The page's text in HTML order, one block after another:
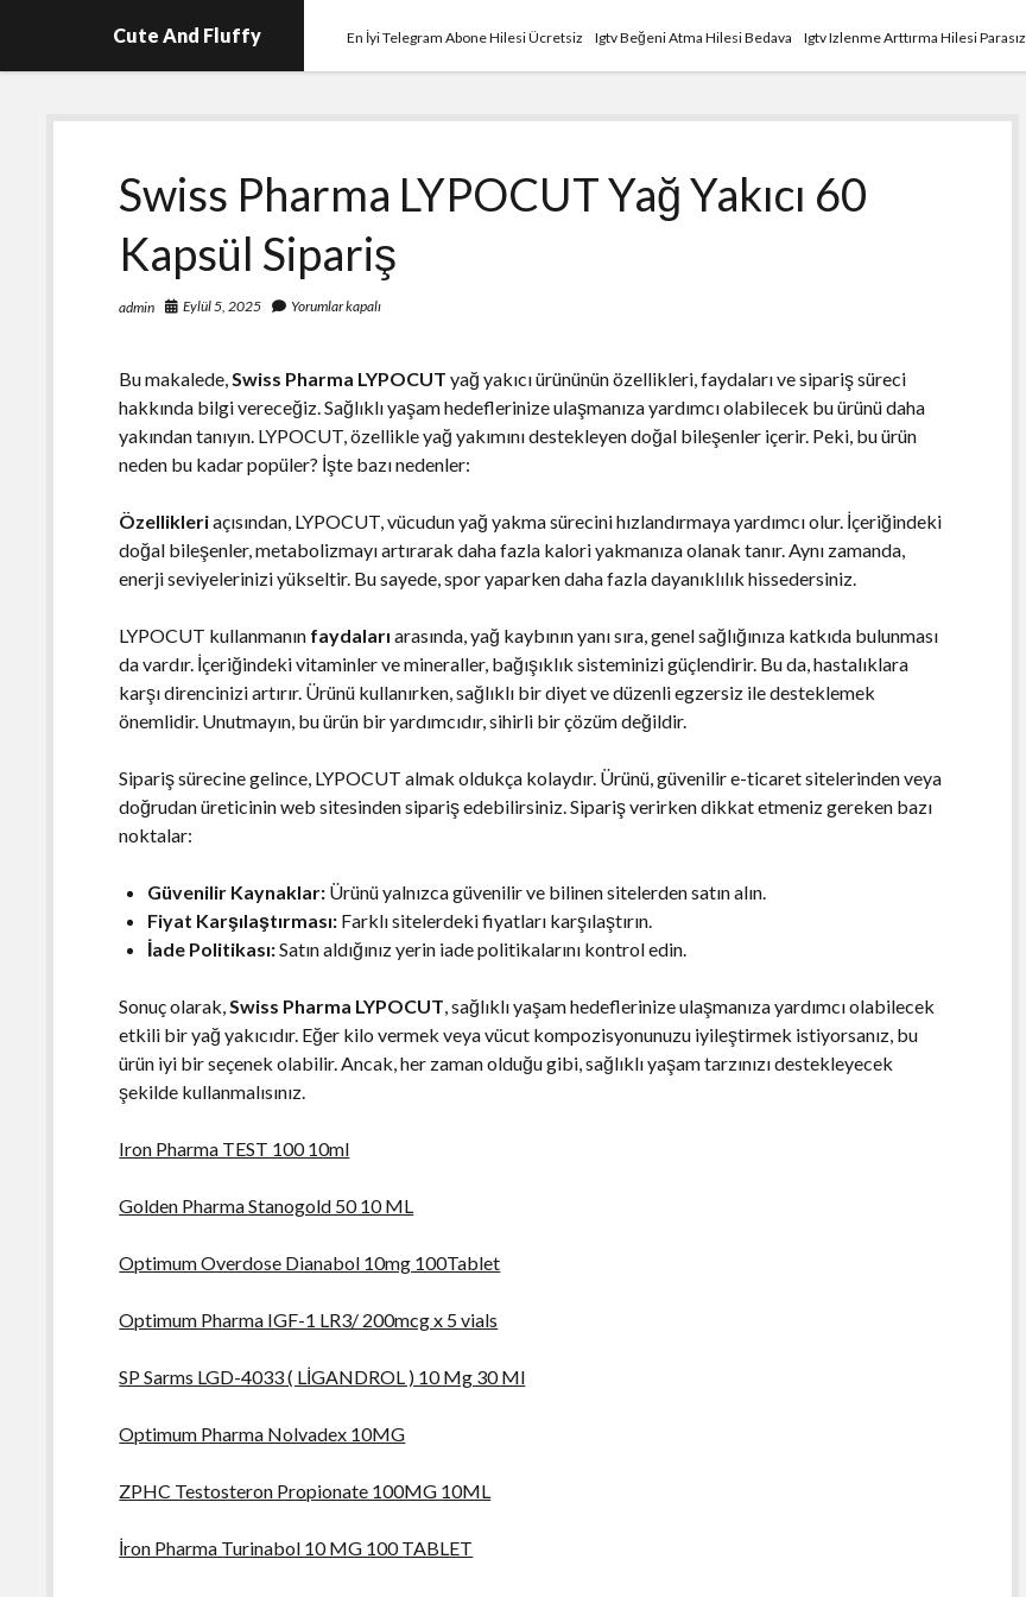
Cute And Fluffy En İyi Telegram Abone Hilesi Ücretsiz Igtv Beğeni Atma Hilesi Bedava Igtv Izlenme Arttırma Hilesi Parasız
Swiss Pharma LYPOCUT Yağ Yakıcı 60
Kapsül Sipariş
admin Eylül 5, 2025 Yorumlar kapalı
Bu makalede,Swiss Pharma LYPOCUT yağ yakıcı ürününün özellikleri, faydaları ve sipariş süreci
hakkında bilgi vereceğiz. Sağlıklı yaşam hedeflerinize ulaşmanıza yardımcı olabilecek bu ürünü daha
yakından tanıyın. LYPOCUT, özellikle yağ yakımını destekleyen doğal bileşenler içerir. Peki, bu ürün
neden bu kadar popüler? İşte bazı nedenler:
Özellikleriaçısından, LYPOCUT, vücudun yağ yakma sürecini hızlandırmaya yardımcı olur. İçeriğindeki
doğal bileşenler, metabolizmayı artırarak daha fazla kalori yakmanıza olanak tanır. Aynı zamanda,
enerji seviyelerinizi yükseltir. Bu sayede, spor yaparken daha fazla dayanıklılık hissedersiniz.
LYPOCUT kullanmanın faydaları arasında, yağ kaybının yanı sıra, genel sağlığınıza katkıda bulunması
da vardır. İçeriğindeki vitaminler ve mineraller, bağışıklık sisteminizi güçlendirir. Bu da, hastalıklara
karşı direncinizi artırır. Ürünü kullanırken, sağlıklı bir diyet ve düzenli egzersiz ile desteklemek
önemlidir. Unutmayın, bu ürün bir yardımcıdır, sihirli bir çözüm değildir.
Sipariş sürecine gelince, LYPOCUT almak oldukça kolaydır. Ürünü, güvenilir e-ticaret sitelerinden veya
doğrudan üreticinin web sitesinden sipariş edebilirsiniz. Sipariş verirken dikkat etmeniz gereken bazı
noktalar:
Güvenilir Kaynaklar: Ürünü yalnızca güvenilir ve bilinen sitelerden satın alın.
Fiyat Karşılaştırması: Farklı sitelerdeki fiyatları karşılaştırın.
İade Politikası:Satın aldığınız yerin iade politikalarını kontrol edin.
Sonuç olarak,Swiss Pharma LYPOCUT, sağlıklı yaşam hedeflerinize ulaşmanıza yardımcı olabilecek
etkili bir yağ yakıcıdır. Eğer kilo vermek veya vücut kompozisyonunuzu iyileştirmek istiyorsanız, bu
ürün iyi bir seçenek olabilir. Ancak, her zaman olduğu gibi, sağlıklı yaşam tarzınızı destekleyecek
şekilde kullanmalısınız.
Iron Pharma TEST 100 10ml
Golden Pharma Stanogold 50 10 ML
Optimum Overdose Dianabol 10mg 100Tablet
Optimum Pharma IGF-1 LR3/ 200mcg x 5 vials
SP Sarms LGD-4033 ( LİGANDROL ) 10 Mg 30 Ml
Optimum Pharma Nolvadex 10MG
ZPHC Testosteron Propionate 100MG 10ML
İron Pharma Turinabol 10 MG 100 TABLET